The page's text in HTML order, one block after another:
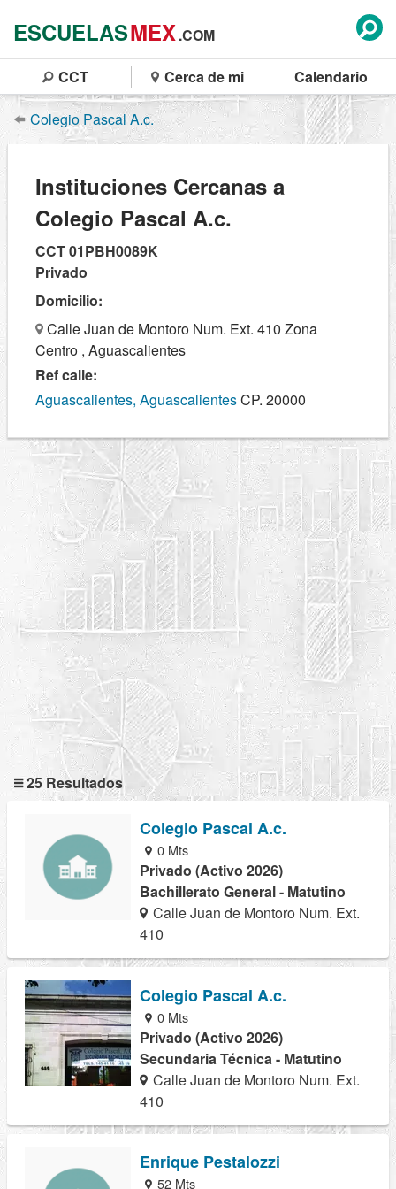
ESCUELASMEX.COM
CCT Cerca de mi Calendario
Colegio Pascal A.c.
Instituciones Cercanas a
Colegio Pascal A.c.
CCT 01PBH0089K
Privado
Domicilio:
Calle Juan de Montoro Num. Ext. 410 Zona
Centro , Aguascalientes
Ref calle:
Aguascalientes, AguascalientesCP. 20000
25 Resultados
Colegio Pascal A.c.
0 Mts
Privado (Activo 2026)
Bachillerato General - Matutino
Calle Juan de Montoro Num. Ext.
410
Colegio Pascal A.c.
0 Mts
Privado (Activo 2026)
Secundaria Técnica - Matutino
Calle Juan de Montoro Num. Ext.
410
Enrique Pestalozzi
52 Mts